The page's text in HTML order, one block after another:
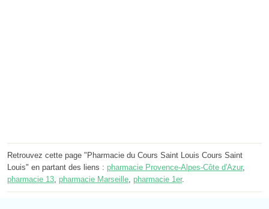
Retrouvez cette page "Pharmacie du Cours Saint Louis Cours Saint
Louis" en partant des liens : pharmacie Provence-Alpes-Côte d'Azur,
pharmacie 13, pharmacie Marseille, pharmacie 1er.